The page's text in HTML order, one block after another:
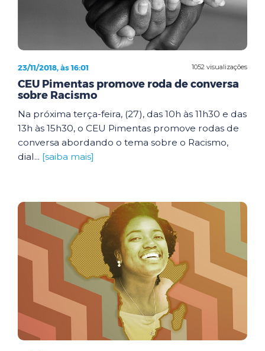
1052 visualizações
23/11/2018, às 16:01
CEU Pimentas promove roda de conversa
sobre Racismo
Na próxima terça-feira, (27), das 10h às 11h30 e das
13h às 15h30, o CEU Pimentas promove rodas de
conversa abordando o tema sobre o Racismo,
dial... [saiba mais]